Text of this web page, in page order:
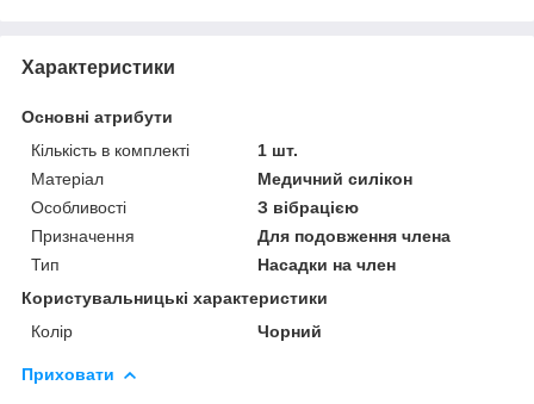
Характеристики
Основні атрибути
Кількість в комплекті
1 шт.
Матеріал
Медичний силікон
Особливості
З вібрацією
Призначення
Для подовження члена
Тип
Насадки на член
Користувальницькі характеристики
Колір
Чорний
Приховати